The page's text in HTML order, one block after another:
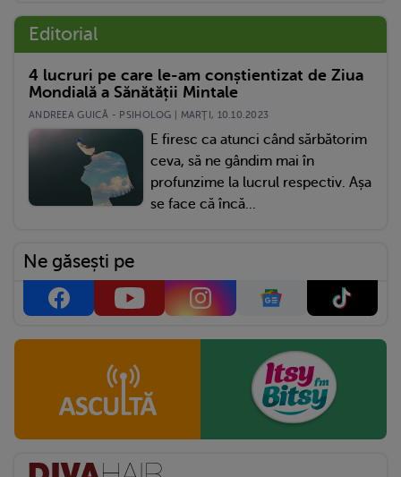
Editorial
4 lucruri pe care le-am conștientizat de Ziua
Mondială a Sănătății Mintale
ANDREEA GUICĂ - PSIHOLOG | MARŢI, 10.10.2023
E firesc ca atunci când sărbătorim
ceva, să ne gândim mai în
profunzime la lucrul respectiv. Așa
se face că încă...
Ne găsești pe